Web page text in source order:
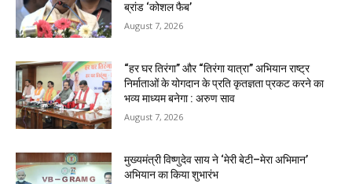
ब्रांड ‘कोशल फैब’
August 7, 2026
“हर घर तिरंगा” और “तिरंगा यात्रा” अभियान राष्ट्र
निर्माताओं के योगदान के प्रति कृतज्ञता प्रकट करने का
भव्य माध्यम बनेगा : अरुण साव
August 7, 2026
मुख्यमंत्री विष्णुदेव साय ने ‘मेरी बेटी–मेरा अभिमान’
अभियान का किया शुभारंभ